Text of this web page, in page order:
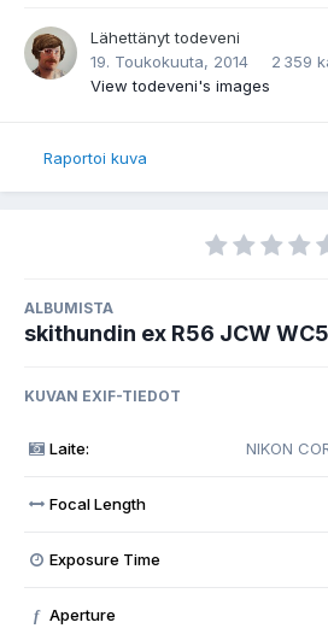
Lähettänyttodeveni
19. Toukokuuta, 2014
2 359
View todeveni's images
Raportoi kuva
ALBUMISTA
skithundin ex R56 JCW
KUVAN EXIF-TIEDOT
Laite: NIKON
Focal Length
Exposure Time
f Aperture